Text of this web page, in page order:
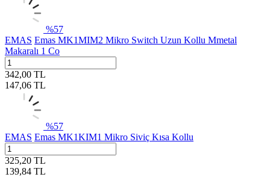
%57
EMAS Emas MK1MIM2 Mikro Switch Uzun Kollu Mmetal
Makaralı 1 Co
342,00 TL
147,06 TL
%57
EMAS Emas MK1KIM1 Mikro Siviç Kısa Kollu
325,20 TL
139,84 TL